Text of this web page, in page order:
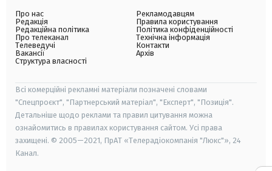
Про нас
Редакція
Редакційна політика
Про телеканал
Телеведучі
Вакансії
Структура власності
Рекламодавцям
Правила користування
Політика конфіденційності
Технічна інформація
Контакти
Архів
Всі комерційні рекламні матеріали позначені словами
"Спецпроєкт", "Партнерський матеріал", "Експерт", "Позиція".
Детальніше щодо реклами та правил цитування можна
ознайомитись в правилах користування сайтом. Усі права
захищені. © 2005—2021, ПрАТ «Телерадіокомпанія "Люкс"», 24
Канал.